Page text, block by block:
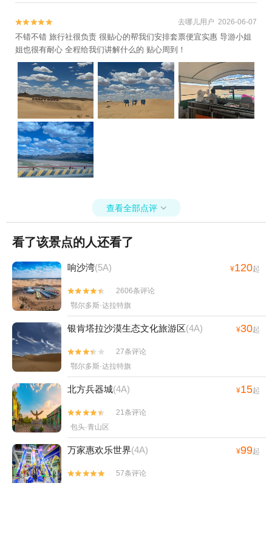

 去哪儿用户 2026-06-07
不错不错 旅行社很负责 很贴心的帮我们安排套票便宜实惠 导游小姐
姐也很有耐心 全程给我们讲解什么的 贴心周到！
查看全部点评 
看了该景点的人还看了
响沙湾(5A) ¥120起


2606条评论
鄂尔多斯·达拉特旗
银肯塔拉沙漠生态文化旅游区(4A) ¥30起


27条评论
鄂尔多斯·达拉特旗
北方兵器城(4A) ¥15起


21条评论
包头·青山区
万家惠欢乐世界(4A) ¥99起


57条评论